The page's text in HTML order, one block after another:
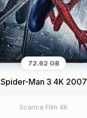
72.62 GB
Spider-Man 3 4K 2007
Scarica Film 4K